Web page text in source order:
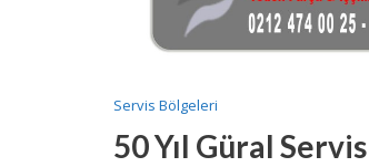
Servis Bölgeleri
50 Yıl Güral Servis